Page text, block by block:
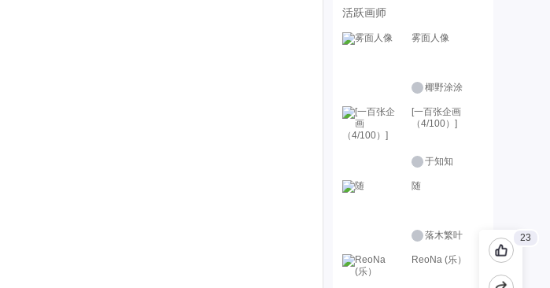
活跃画师
雾面人像
椰野涂涂
[一百张企画
（4/100）]
于知知
随
落木繁叶
ReoNa (乐）
23